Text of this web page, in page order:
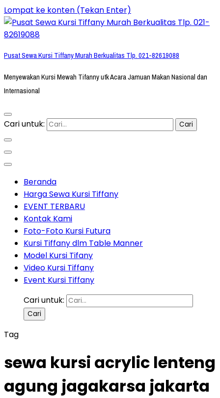
Lompat ke konten (Tekan Enter)
Pusat Sewa Kursi Tiffany Murah Berkualitas Tlp. 021-82619088
Menyewakan Kursi Mewah Tifanny utk Acara Jamuan Makan Nasional dan
Internasional
Cari untuk:
Beranda
Harga Sewa Kursi Tiffany
EVENT TERBARU
Kontak Kami
Foto-Foto Kursi Futura
Kursi Tiffany dlm Table Manner
Model Kursi Tifany
Video Kursi Tiffany
Event Kursi Tiffany
Cari untuk:
Tag
sewa kursi acrylic lenteng
agung jagakarsa jakarta